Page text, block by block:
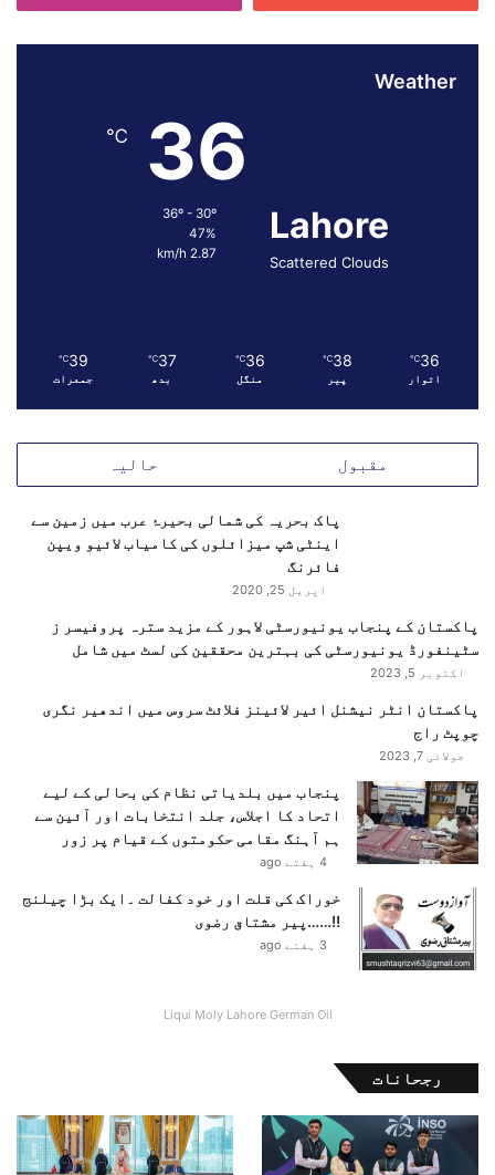
ی
Weather
Lahore
Scattered Clouds
36
℃
47%
2.87 km/h
36
℃
اتوار
38
℃
پیر
36
℃
منگل
37
℃
بدھ
39
℃
جمعرات
مقبول حالیہ
پاک بحریہ کی شمالی بحیرۂ عرب میں زمین سے
اینٹی شپ میزائلوں کی کامیاب لائیو ویپن
فائرنگ
اپریل 25, 2020
پاکستان کے پنجاب یونیورسٹی لاہور کے مزید سترہ پروفیسر ز
سٹینفورڈ یونیورسٹی کی بہترین محققین کی لسٹ میں شامل
اکتوبر 5, 2023
پاکستان انٹر نیشنل ائیر لائینز فلائٹ سروس میں اندھیر نگری
چوپٹ راج
جولائی 7, 2023
پنجاب میں بلدیاتی نظام کی بحالی کے لیے
اتحاد کا اجلاس، جلد انتخابات اور آئین سے
ہم آہنگ مقامی حکومتوں کے قیام پر زور
4 ہفتے ago
خوراک کی قلت اور خود کفالت ۔ایک بڑا چیلنج
!!……پیر مشتاق رضوی
3 ہفتے ago
Liqui Moly Lahore German Oil
رجحانات